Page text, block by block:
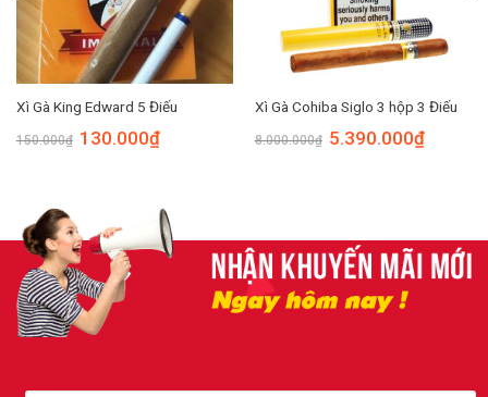
Xì Gà King Edward 5 Điếu
150.000₫ 130.000₫
Xì Gà Cohiba Siglo 3 hộp 3 Điếu
8.000.000₫ 5.390.000₫